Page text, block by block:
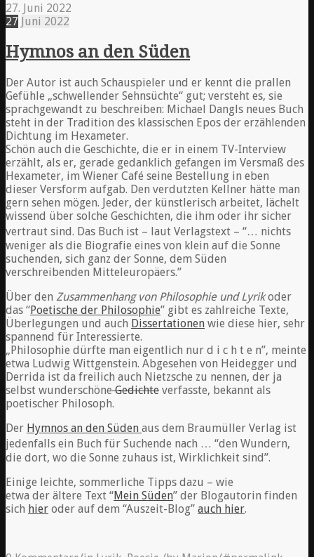
27. Juni 2022
27 Juni 2022
Hymnos an den Süden
Der Autor ist auch Schauspieler und er kennt die prallen
Gefühle „schwellender Sehnsüchte“ gut; versteht es, sie
sprachgewandt zu beschreiben: Michael Dangls neues Buch
steht in der Tradition des klassischen Epos der erzählenden
Dichtung im Hexameter.
Schön auch die Geschichte, die er in einem TV-Interview
erzählt, als er, gerade gedanklich gefangen im Versmaß des
Hexameter, im Wiener Café seine Bestellung in eben
dieser Versform aufgab. Den verdutzten Kellner hätte man
gern sehen mögen. Jeder, der künstlerisch arbeitet, lächelt
wissend über solche Geschichten, die ihm oder ihr sicher
vertraut sind. Das Buch ist – laut Verlagstext – “… nichts
weniger als die Biografie eines von klein auf die Sonne
suchenden, sich ganz der Sonne, dem Süden
verschreibenden Mitteleuropäers.”
Über den Zusammenhang von Philosophie und Lyrikoder
das “Poetische der Philosophie” gibt es zahlreiche Texte,
Überlegungen und auch Dissertationen wie diese hier, sehr
spannend für Interessierte.
„Philosophie dürfte man eigentlich nur d i c h t e n”, meinte
etwa Ludwig Wittgenstein. Abgesehen von Heidegger und
Derrida ist da freilich auch Nietzsche zu nennen, der ja
selbst wunderschöneGedichte verfasste, bekannt als
poetischer Philosoph.
Der Hymnos an den Süden aus dem Braumüller Verlag ist
jedenfalls ein Buch für Suchende nach … “den Wundern,
die dort, wo die Sonne zuhaus ist, Wirklichkeit sind”.
Einige leichte, sommerliche Tipps dazu – wie
etwa der ältere Text “Mein Süden” der Blogautorin finden
sich hier oder auf dem “Auszeit-Blog” auch hier.